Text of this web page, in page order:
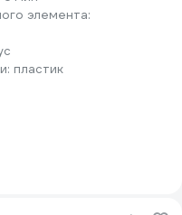
элемента:
пластик